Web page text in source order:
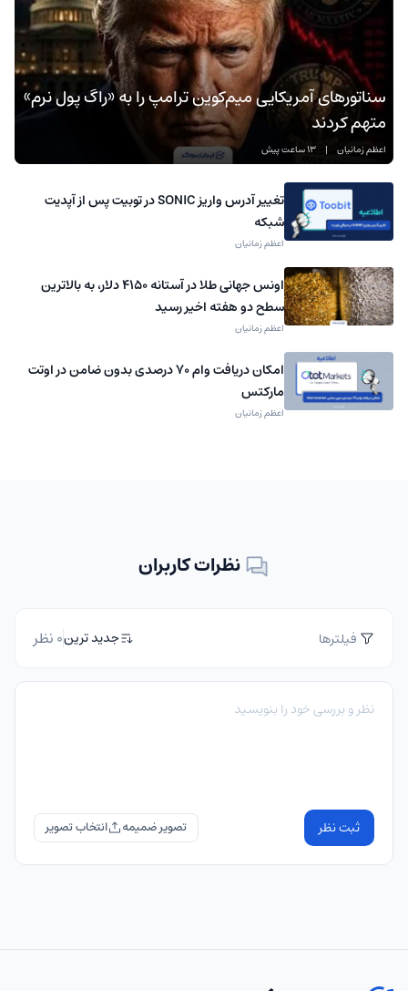
سناتورهای آمریکایی میم‌کوین ترامپ را به «راگ‌ پول نرم»
متهم کردند
اعظم زمانیان | 13 ساعت پیش
تغییر آدرس واریز SONIC در توبیت پس از آپدیت
شبکه
اعظم زمانیان
اونس جهانی طلا در آستانه ۴۱۵۰ دلار، به بالاترین
سطح دو هفته اخیر رسید
اعظم زمانیان
امکان دریافت وام ۷۰ درصدی بدون ضامن در اوتت
مارکتس
اعظم زمانیان
نظرات کاربران
فیلترها جدید ترین0 نظر
ثبت نظر تصویر ضمیمه